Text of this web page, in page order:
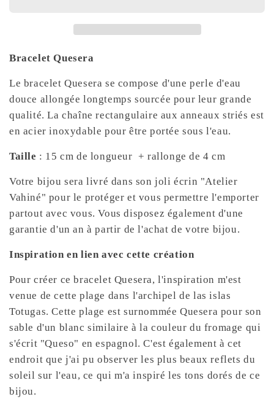
Bracelet Quesera
Le bracelet Quesera se compose d'une perle d'eau
douce allongée longtemps sourcée pour leur grande
qualité. La chaîne rectangulaire aux anneaux striés est
en acier inoxydable pour être portée sous l'eau.
Taille : 15 cm de longueur + rallonge de 4 cm
Votre bijou sera livré dans son joli écrin "Atelier
Vahiné" pour le protéger et vous permettre l'emporter
partout avec vous. Vous disposez également d'une
garantie d'un an à partir de l'achat de votre bijou.
Inspiration en lien avec cette création
Pour créer ce bracelet Quesera, l'inspiration m'est
venue de cette plage dans l'archipel de las islas
Totugas. Cette plage est surnommée Quesera pour son
sable d'un blanc similaire à la couleur du fromage qui
s'écrit "Queso" en espagnol. C'est également à cet
endroit que j'ai pu observer les plus beaux reflets du
soleil sur l'eau, ce qui m'a inspiré les tons dorés de ce
bijou.